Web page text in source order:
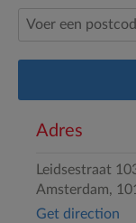
Adres
Leidsestraat
Amsterdam,
Get direction